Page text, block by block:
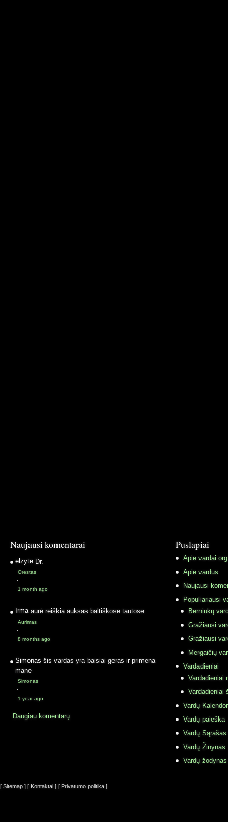
Naujausi komentarai
elzyte Dr.
Orestas
·
1 month ago
Irma aurė reiškia auksas baltiškose tautose
Aurimas
·
8 months ago
Simonas šis vardas yra baisiai geras ir primena
mane
Simonas
·
1 year ago
Daugiau komentarų
Puslapiai
Apie vardai.org
Apie vardus
Naujausi
Populiariausi
Berniukų
Gražiausi
Gražiausi
Mergaičių
Vardadieniai
Vardadieniai
Vardadieniai
Vardų
Vardų paieška
Vardų Sąrašas
Vardų Žinynas
Vardų
[ Sitemap ] [ Kontaktai ] [ Privatumo politika ]